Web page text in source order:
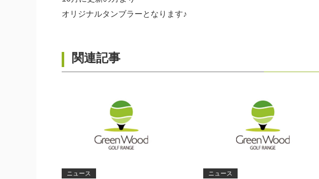
オリジナルタンブラーとなります♪
関連記事
ニュース ニュース